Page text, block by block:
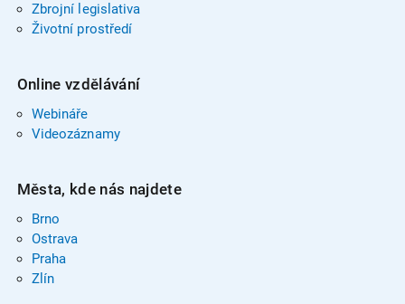
Zbrojní legislativa
Životní prostředí
Online vzdělávání
Webináře
Videozáznamy
Města, kde nás najdete
Brno
Ostrava
Praha
Zlín